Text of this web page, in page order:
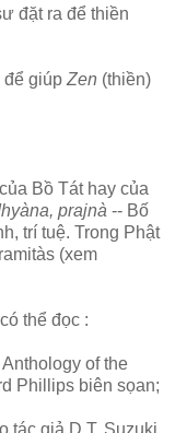
đặt ra để thiền
để giúp Zen (thiền)
Bồ Tát hay của
prajnà -- Bố
trí tuệ. Trong Phật
(xem
thể đọc :
of the
Phillips biên sọan;
tác giả D.T. Suzuki,